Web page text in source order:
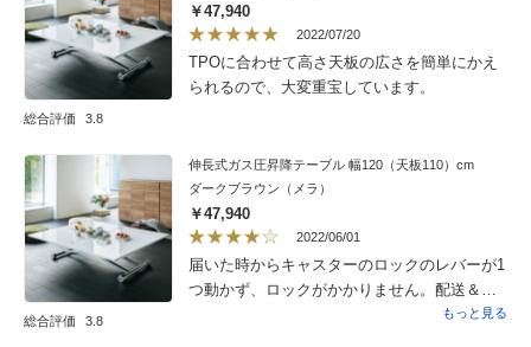
総合評価 3.8
￥47,940
2022/07/20
TPOに合わせて高さ天板の広さを簡単にかえ
られるので、大変重宝しています。
総合評価 3.8
伸長式ガス圧昇降テーブル 幅120（天板110）cm
ダークブラウン（メラ）
￥47,940
2022/06/01
届いた時からキャスターのロックのレバーが1
つ動かず、ロックがかかりません。配送＆組
み立ての方も、壊れるといけないので、、、
もっと見る